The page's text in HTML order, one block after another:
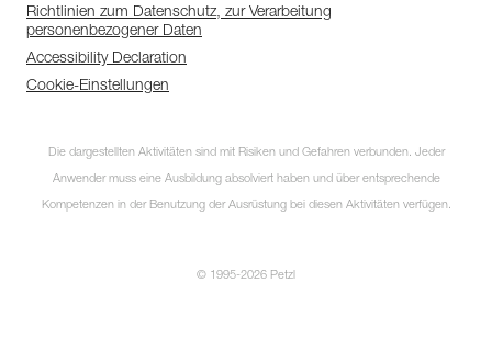
Richtlinien zum Datenschutz, zur Verarbeitung
personenbezogener Daten
Accessibility Declaration
Cookie-Einstellungen
Die dargestellten Aktivitäten sind mit Risiken und Gefahren verbunden. Jeder
Anwender muss eine Ausbildung absolviert haben und über entsprechende
Kompetenzen in der Benutzung der Ausrüstung bei diesen Aktivitäten verfügen.
© 1995-2026 Petzl